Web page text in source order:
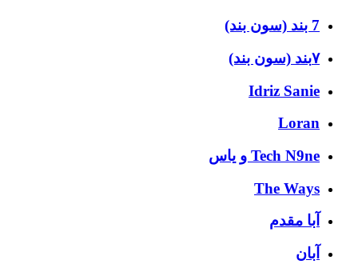
7 بند (سون بند)
۷بند (سون بند)
Idriz Sanie
Loran
Tech N9ne و یاس
The Ways
آبا مقدم
آبان